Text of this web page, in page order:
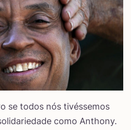
se todos nós tivéssemos
como Anthony.